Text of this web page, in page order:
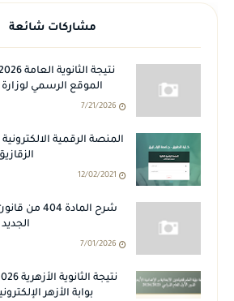
مشاركات شائعة
الموقع الرسمي لوزارة
7/21/2026
المنصة الرقمية
12/02/2021
شرح المادة
الجديد
7/01/2026
بوابة الأزهر